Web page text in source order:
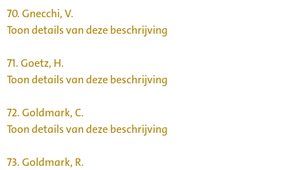
70.Gnecchi, V.
Toon details van deze beschrijving
71.Goetz, H.
Toon details van deze beschrijving
72.Goldmark, C.
Toon details van deze beschrijving
73.Goldmark, R.